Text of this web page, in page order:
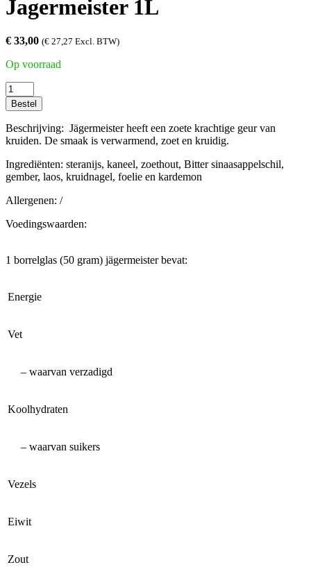
Jagermeister 1L
€ 33,00 (€ 27,27 Excl. BTW)
Op voorraad
Jagermeister
1L
aantal
Bestel
Beschrijving: Jägermeister heeft een zoete krachtige geur van
kruiden. De smaak is verwarmend, zoet en kruidig.
Ingrediënten: steranijs, kaneel, zoethout, Bitter sinaasappelschil,
gember, laos, kruidnagel, foelie en kardemon
Allergenen: /
Voedingswaarden:
1 borrelglas (50 gram) jägermeister bevat:
Energie
Vet
– waarvan verzadigd
Koolhydraten
– waarvan suikers
Vezels
Eiwit
Zout